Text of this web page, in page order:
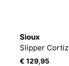
Sioux
Slipper
€ 129,95